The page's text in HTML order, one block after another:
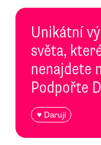
Unikátní
světa,
nenajdete
Podpořte
♥ Daruji